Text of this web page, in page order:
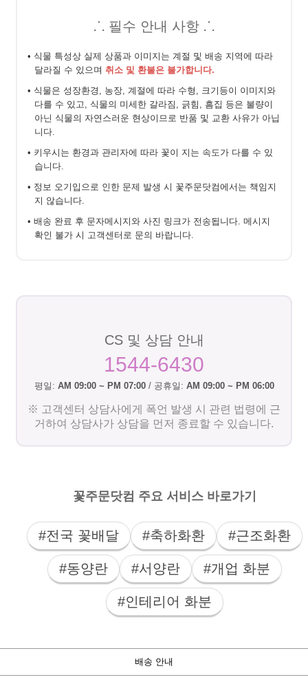
⸫ 필수 안내 사항 ⸫
• 식물 특성상 실제 상품과 이미지는 계절 및 배송 지역에 따라
달라질 수 있으며 취소 및 환불은 불가합니다.
• 식물은 성장환경, 농장, 계절에 따라 수형, 크기등이 이미지와
다를 수 있고, 식물의 미세한 갈라짐, 긁힘, 흠집 등은 불량이
아닌 식물의 자연스러운 현상이므로 반품 및 교환 사유가 아닙
니다.
• 키우시는 환경과 관리자에 따라 꽃이 지는 속도가 다를 수 있
습니다.
• 정보 오기입으로 인한 문제 발생 시 꽃주문닷컴에서는 책임지
지 않습니다.
• 배송 완료 후 문자메시지와 사진 링크가 전송됩니다. 메시지
확인 불가 시 고객센터로 문의 바랍니다.
CS 및 상담 안내
1544-6430
평일: AM 09:00 ~ PM 07:00 / 공휴일: AM 09:00 ~ PM 06:00
※ 고객센터 상담사에게 폭언 발생 시 관련 법령에 근
거하여 상담사가 상담을 먼저 종료할 수 있습니다.
꽃주문닷컴 주요 서비스 바로가기
#전국 꽃배달 #축하화환 #근조화환
#동양란 #서양란 #개업 화분
#인테리어 화분
배송 안내